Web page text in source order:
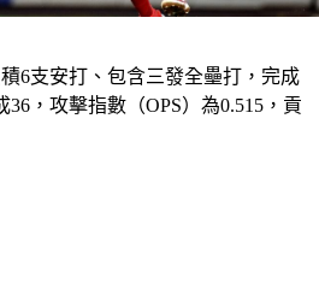
6支安打、包含三發全壘打，完成
，攻擊指數（OPS）為0.515，貢